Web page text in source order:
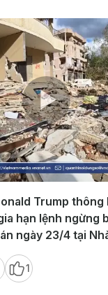
Trump thông
hạn lệnh ngừng
ngày 23/4 tại
1